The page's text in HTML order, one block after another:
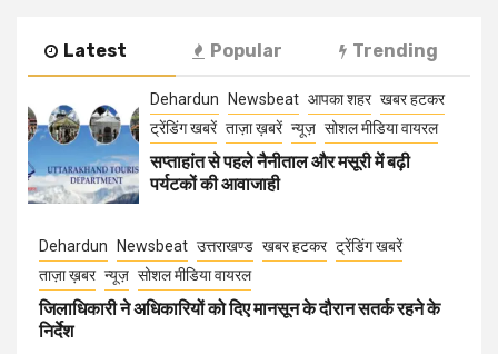
Latest Popular Trending
Dehardun Newsbeat आपका शहर खबर हटकर
ट्रेंडिंग खबरें ताज़ा ख़बरें न्यूज़ सोशल मीडिया वायरल
सप्ताहांत से पहले नैनीताल और मसूरी में बढ़ी
पर्यटकों की आवाजाही
Dehardun Newsbeat उत्तराखण्ड खबर हटकर ट्रेंडिंग खबरें
ताज़ा ख़बर न्यूज़ सोशल मीडिया वायरल
जिलाधिकारी ने अधिकारियों को दिए मानसून के दौरान सतर्क रहने के
निर्देश